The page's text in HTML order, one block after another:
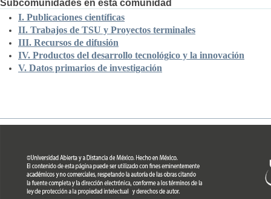
Subcomunidades en esta comunidad
I. Publicaciones científicas
II. Trabajos de TSU y Proyectos terminales
III. Recursos de difusión
IV. Productos del desarrollo tecnológico y la innovación
V. Datos primarios de investigación